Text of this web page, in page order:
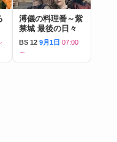
溥儀の料理番～紫
禁城 最後の日々
BS 12 9月1日 07:00
～